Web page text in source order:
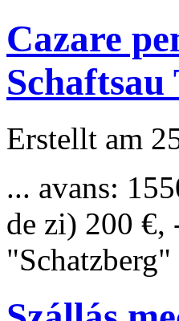
Cazare
Erstellt am
... avans:
de zi) 200 €,
"Schatzberg"